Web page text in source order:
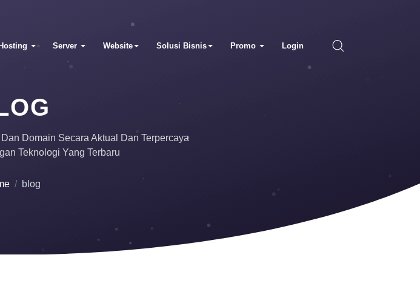
Server Website Solusi Bisnis Promo Login
Domain Secara Aktual Dan Terpercaya
Teknologi Yang Terbaru
blog